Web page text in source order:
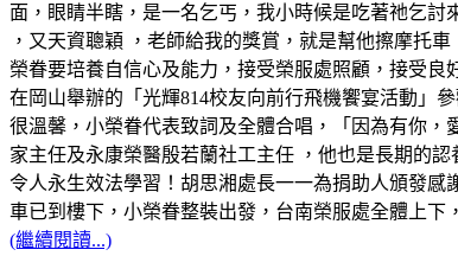
面，眼睛半瞎，是一名乞丐，我小時候是吃著祂乞
，又天資聰穎 ，老師給我的獎賞，就是幫他擦摩托
榮眷要培養自信心及能力，接受榮服處照顧，接受良
在岡山舉辦的「光輝814校友向前行飛機饗宴活動」
很溫馨，小榮眷代表致詞及全體合唱，「因為有你
家主任及永康榮醫殷若蘭社工主任 ，他也是長期的
令人永生效法學習！胡思湘處長一一為捐助人頒發
車已到樓下，小榮眷整裝出發，台南榮服處全體上下
(繼續閱讀...)